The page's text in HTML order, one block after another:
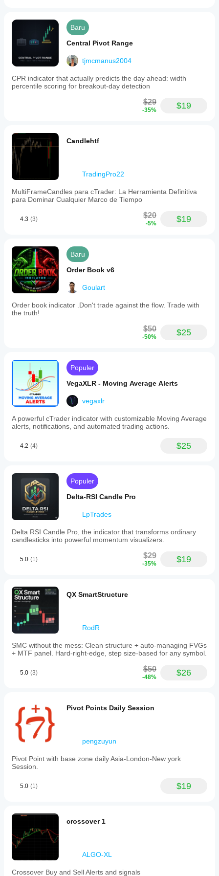
perilaku
berbagai
pasar.
parameter
menyesuaikan
indikator
dengan
strategi Anda.
Baru
Central Pivot Range
tjmcmanus2004
CPR indicator that actually predicts the day ahead: width
percentile scoring for breakout-day detection
$29
-35% $19
Candlehtf
TradingPro22
MultiFrameCandles para cTrader: La Herramienta Definitiva
para Dominar Cualquier Marco de Tiempo
4.3 (3) $20
-5% $19
Baru
Order Book v6
Goulart
Order book indicator .Don't trade against the flow. Trade with
the truth!
$50
-50% $25
Populer
VegaXLR - Moving Average Alerts
vegaxlr
A powerful cTrader indicator with customizable Moving Average
alerts, notifications, and automated trading actions.
4.2 (4) $25
Populer
Delta-RSI Candle Pro
LpTrades
Delta RSI Candle Pro, the indicator that transforms ordinary
candlesticks into powerful momentum visualizers.
5.0 (1) $29
-35% $19
QX SmartStructure
RodR
SMC without the mess: Clean structure + auto-managing FVGs
+ MTF panel. Hard-right-edge, step size-based for any symbol.
5.0 (3) $50
-48% $26
Pivot Points Daily Session
pengzuyun
Pivot Point with base zone daily Asia-London-New york
Session.
5.0 (1) $19
crossover 1
ALGO-XL
Crossover Buy and Sell Alerts and signals